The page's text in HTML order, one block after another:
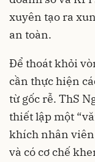
xuyên tạo ra
an toàn.
Để thoát khỏi
cần thực hiện
từ gốc rễ. ThS
thiết lập một
khích nhân
và có cơ chế